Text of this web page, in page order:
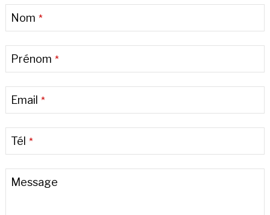
Nom *
Prénom *
Email *
Tél *
Phone
Number *
Message